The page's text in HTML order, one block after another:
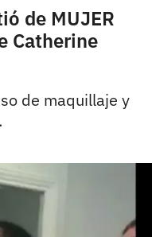
de MUJER
Catherine
de maquillaje y